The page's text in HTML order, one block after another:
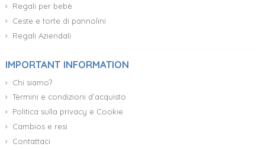
Regali per bebè
Ceste e torte di pannolini
Regali Aziendali
IMPORTANT INFORMATION
Chi siamo?
Termini e condizioni d’acquisto
Politica sulla privacy e Cookie
Cambios e resi
Contattaci